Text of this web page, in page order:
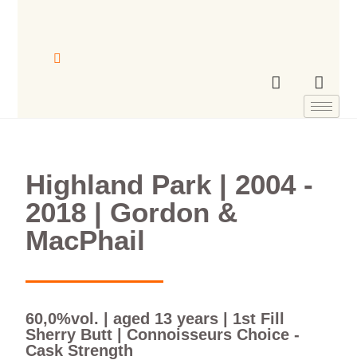
Highland Park | 2004 -
2018 | Gordon &
MacPhail
60,0%vol. | aged 13 years | 1st Fill
Sherry Butt | Connoisseurs Choice -
Cask Strength